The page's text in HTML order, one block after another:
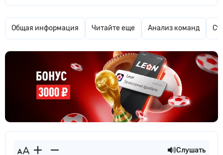
Общая информация Читайте еще Анализ команд
Слушать